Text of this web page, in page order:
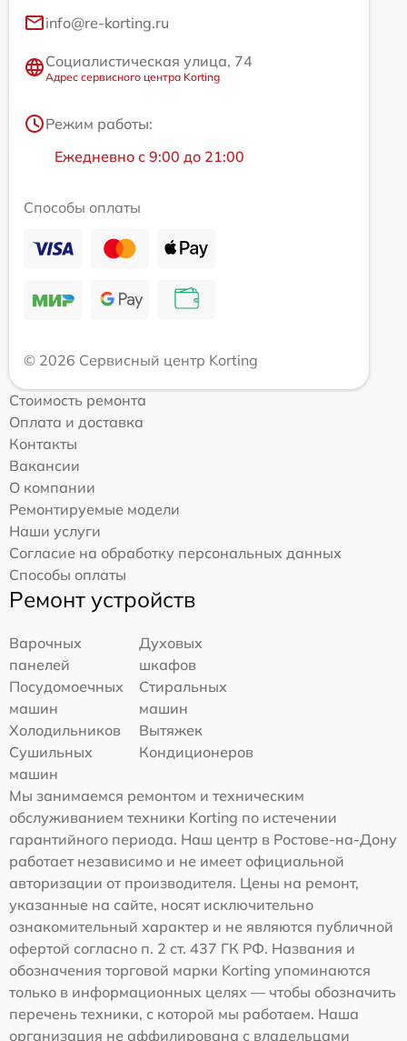
info@re-korting.ru
Социалистическая улица, 74
Адрес сервисного центра Korting
Режим работы:
Ежедневно с 9:00 до 21:00
Способы оплаты
© 2026 Сервисный центр Korting
Стоимость ремонта
Оплата и доставка
Контакты
Вакансии
О компании
Ремонтируемые модели
Наши услуги
Согласие на обработку персональных данных
Способы оплаты
Ремонт устройств
Варочных
панелей
Духовых
шкафов
Посудомоечных
машин
Стиральных
машин
Холодильников
Вытяжек
Сушильных
машин
Кондиционеров
Мы занимаемся ремонтом и техническим
обслуживанием техники Korting по истечении
гарантийного периода. Наш центр в Ростове-на-Дону
работает независимо и не имеет официальной
авторизации от производителя. Цены на ремонт,
указанные на сайте, носят исключительно
ознакомительный характер и не являются публичной
офертой согласно п. 2 ст. 437 ГК РФ. Названия и
обозначения торговой марки Korting упоминаются
только в информационных целях — чтобы обозначить
перечень техники, с которой мы работаем. Наша
организация не аффилирована с владельцами